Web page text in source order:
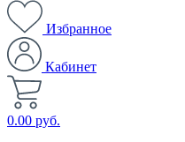
Избранное
Кабинет
0.00 руб.